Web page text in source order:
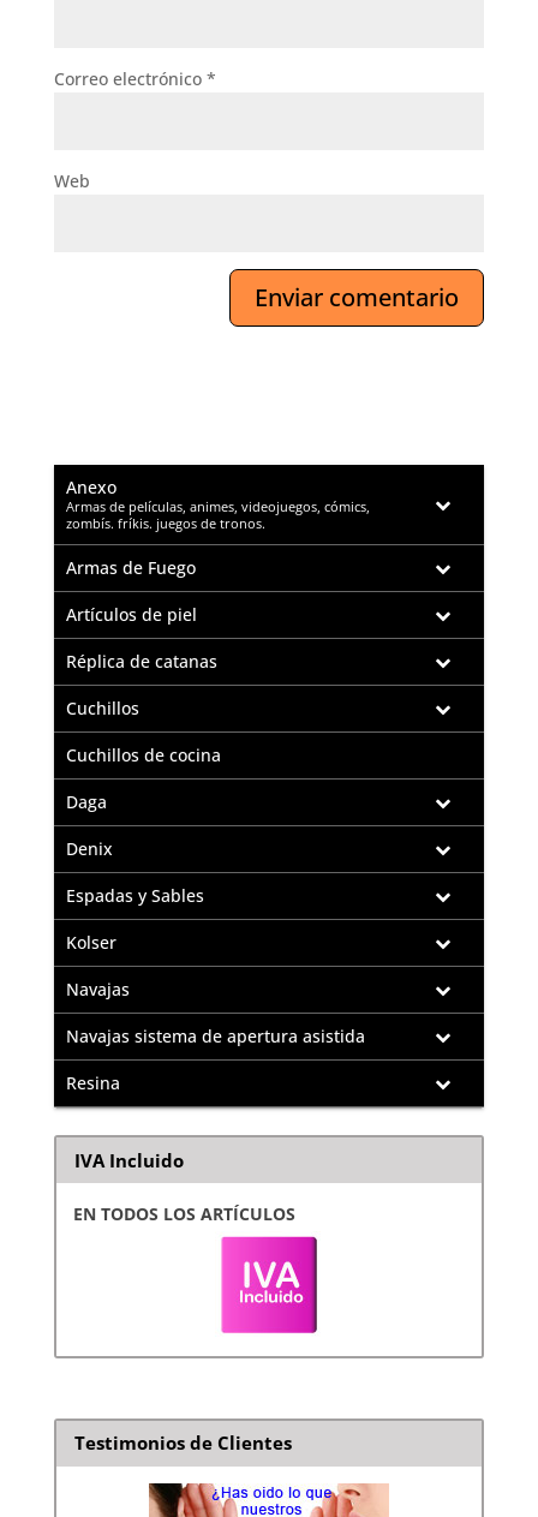
Correo electrónico *
Web
Anexo
–
Armas de películas, animes, videojuegos, cómics,
zombís. fríkis. juegos de tronos.
Armas de Fuego
Artículos de piel
Réplica de catanas
Cuchillos
Cuchillos de cocina
Daga
Denix
Espadas y Sables
Kolser
Navajas
Navajas sistema de apertura asistida
Resina
IVA Incluido
EN TODOS LOS ARTÍCULOS
Testimonios de Clientes